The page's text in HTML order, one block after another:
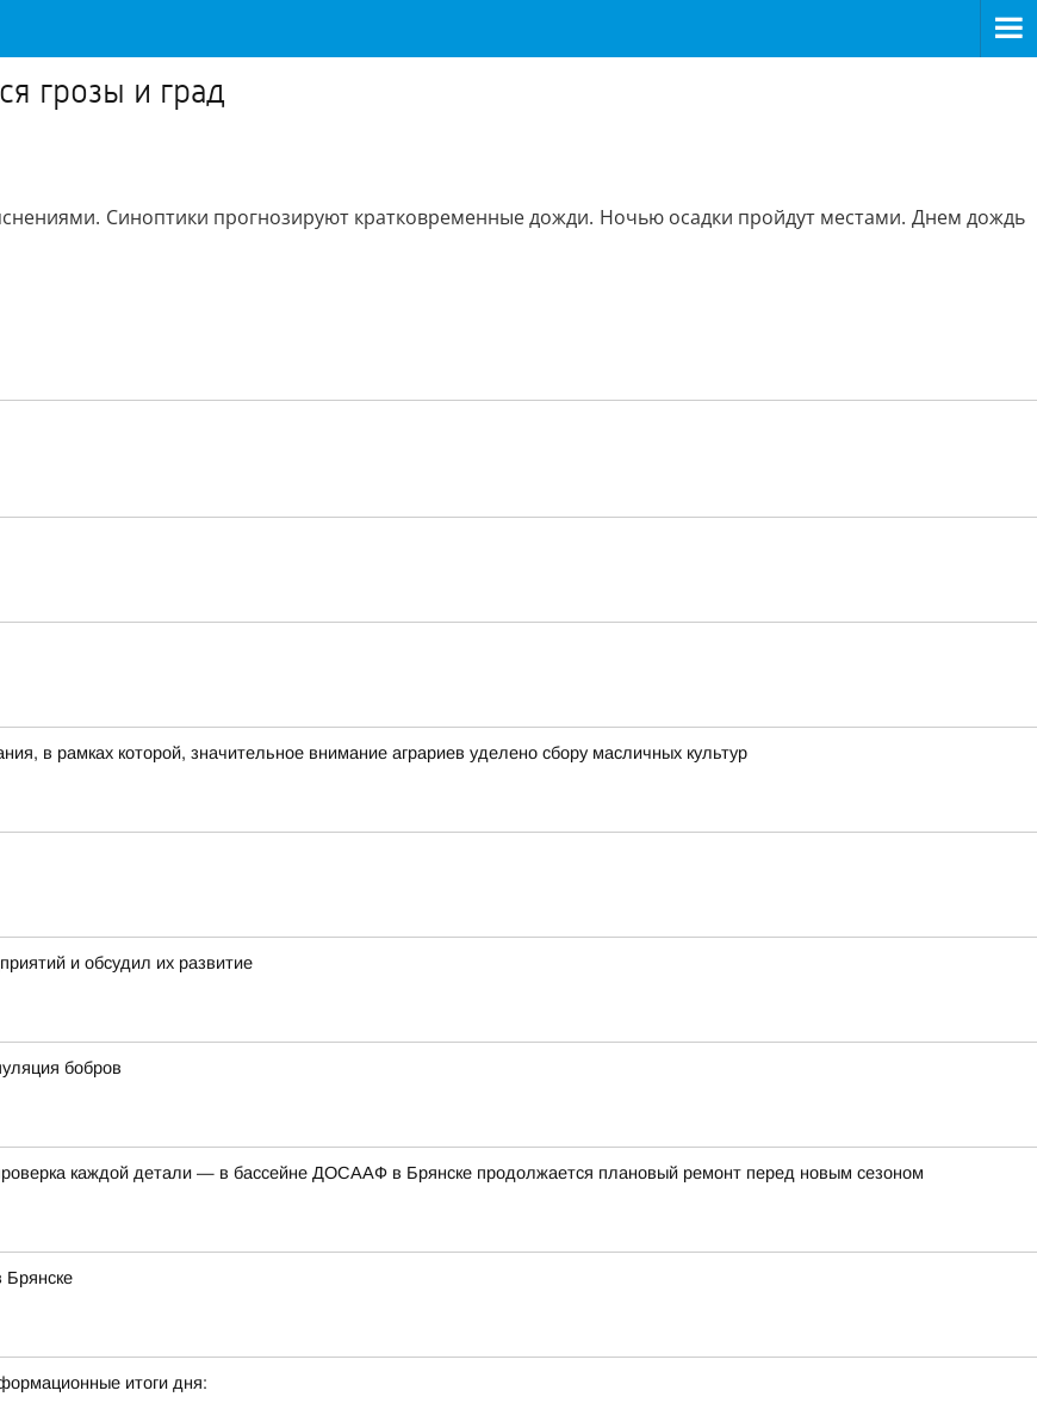
грозы и град
Синоптики прогнозируют кратковременные дожди. Ночью осадки пройдут местами. Днем дождь
в рамках которой, значительное внимание аграриев уделено сбору масличных культур
и обсудил их развитие
бобров
каждой детали — в бассейне ДОСААФ в Брянске продолжается плановый ремонт перед новым сезоном
Брянске
итоги дня: